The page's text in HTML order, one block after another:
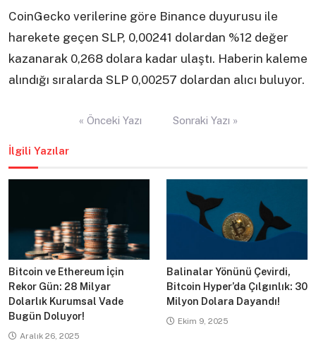
CoinGecko verilerine göre Binance duyurusu ile
harekete geçen SLP, 0,00241 dolardan %12 değer
kazanarak 0,268 dolara kadar ulaştı. Haberin kaleme
alındığı sıralarda SLP 0,00257 dolardan alıcı buluyor.
« Önceki Yazı Sonraki Yazı »
İlgili Yazılar
Bitcoin ve Ethereum İçin
Rekor Gün: 28 Milyar
Dolarlık Kurumsal Vade
Bugün Doluyor!
Aralık 26, 2025
Balinalar Yönünü Çevirdi,
Bitcoin Hyper’da Çılgınlık: 30
Milyon Dolara Dayandı!
Ekim 9, 2025